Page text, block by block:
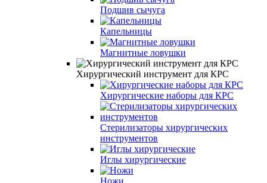
Подшив сычуга
Капельницы
Магнитные ловушки
Хирургический инструмент для КРС
Хирургические наборы для КРС
Стерилизаторы хирургических
инструментов
Иглы хирургические
Ножи